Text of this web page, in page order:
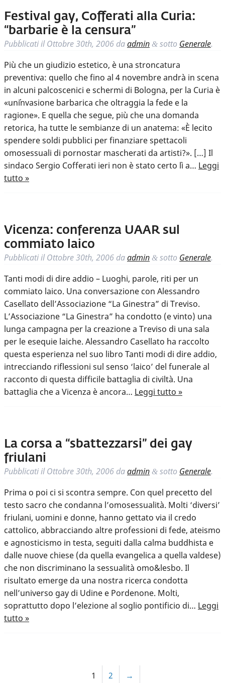
Festival gay, Cofferati alla Curia:
“barbarie è la censura”
Pubblicati ilOttobre 30th, 2006 daadmin & sotto Generale.
Più che un giudizio estetico, è una stroncatura
preventiva: quello che fino al 4 novembre andrà in scena
in alcuni palcoscenici e schermi di Bologna, per la Curia è
«un´invasione barbarica che oltraggia la fede e la
ragione». E quella che segue, più che una domanda
retorica, ha tutte le sembianze di un anatema: «È lecito
spendere soldi pubblici per finanziare spettacoli
omosessuali di pornostar mascherati da artisti?». […] Il
sindaco Sergio Cofferati ieri non è stato certo lì a… Leggi
tutto »
Vicenza: conferenza UAAR sul
commiato laico
Pubblicati ilOttobre 30th, 2006 daadmin & sotto Generale.
Tanti modi di dire addio – Luoghi, parole, riti per un
commiato laico. Una conversazione con Alessandro
Casellato dell’Associazione “La Ginestra” di Treviso.
L’Associazione “La Ginestra” ha condotto (e vinto) una
lunga campagna per la creazione a Treviso di una sala
per le esequie laiche. Alessandro Casellato ha raccolto
questa esperienza nel suo libro Tanti modi di dire addio,
intrecciando riflessioni sul senso ‘laico’ del funerale al
racconto di questa difficile battaglia di civiltà. Una
battaglia che a Vicenza è ancora… Leggi tutto »
La corsa a “sbattezzarsi” dei gay
friulani
Pubblicati ilOttobre 30th, 2006 daadmin & sotto Generale.
Prima o poi ci si scontra sempre. Con quel precetto del
testo sacro che condanna l’omosessualità. Molti ‘diversi’
friulani, uomini e donne, hanno gettato via il credo
cattolico, abbracciando altre professioni di fede, ateismo
e agnosticismo in testa, seguiti dalla calma buddhista e
dalle nuove chiese (da quella evangelica a quella valdese)
che non discriminano la sessualità omo&lesbo. Il
risultato emerge da una nostra ricerca condotta
nell’universo gay di Udine e Pordenone. Molti,
soprattutto dopo l’elezione al soglio pontificio di… Leggi
tutto »
1 2 →